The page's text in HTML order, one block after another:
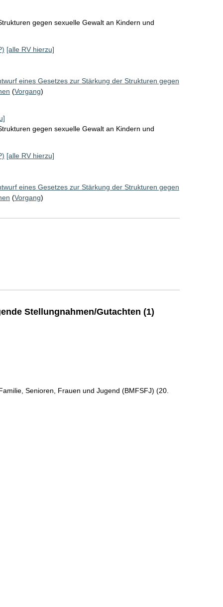
gegen sexuelle Gewalt an Kindern und
[alle RV hierzu]
eines Gesetzes zur Stärkung der Strukturen gegen
(Vorgang)
gegen sexuelle Gewalt an Kindern und
[alle RV hierzu]
eines Gesetzes zur Stärkung der Strukturen gegen
(Vorgang)
Stellungnahmen/Gutachten (1)
Senioren, Frauen und Jugend (BMFSFJ) (20.